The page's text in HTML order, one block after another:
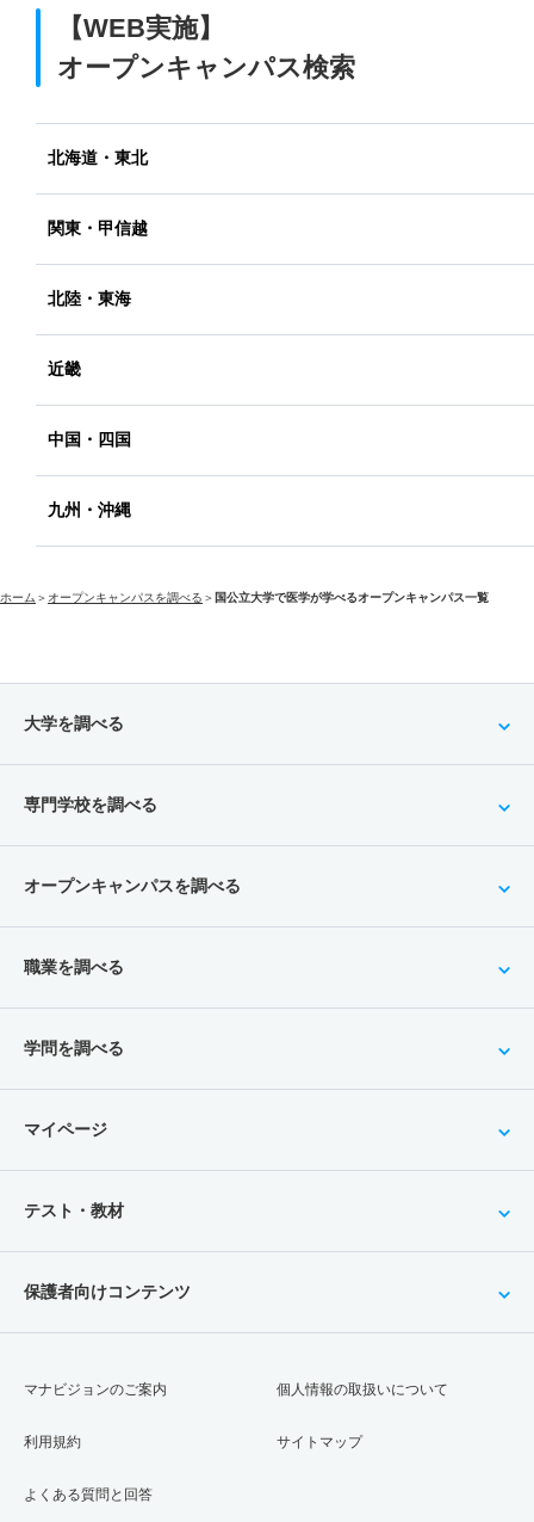
【WEB実施】
オープンキャンパス検索
北海道・東北
関東・甲信越
北陸・東海
近畿
中国・四国
九州・沖縄
ホーム ＞ オープンキャンパスを調べる ＞ 国公立大学で医学が学べるオープンキャンパス一覧
大学を調べる
専門学校を調べる
オープンキャンパスを調べる
職業を調べる
学問を調べる
マイページ
テスト・教材
保護者向けコンテンツ
マナビジョンのご案内
利用規約
よくある質問と回答
個人情報の取扱いについて
サイトマップ